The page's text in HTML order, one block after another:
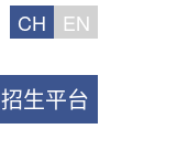
CH EN
招生平台